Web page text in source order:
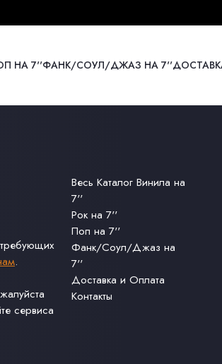
НА 7''ФАНК/СОУЛ/ДЖАЗ НА 7''
.
сервиса
Весь Каталог Винила на
7''
Рок на 7''
Поп на 7''
Фанк/Соул/Джаз на
7''
Доставка и Оплата
Контакты